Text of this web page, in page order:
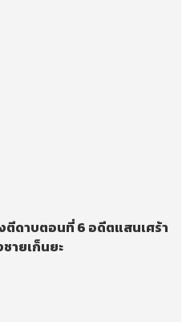
ดาบตอนที่ 6 อดีตแสนเศร้า
ายเก็นยะ